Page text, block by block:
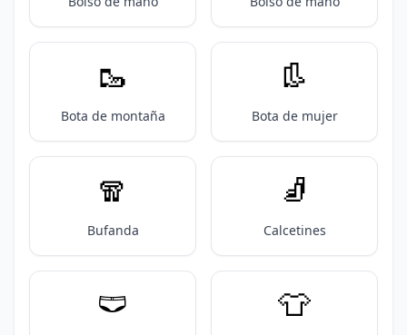
🥾
Bota de montaña
👢
Bota de mujer
🧣
Bufanda
🧦
Calcetines
🩲 👕